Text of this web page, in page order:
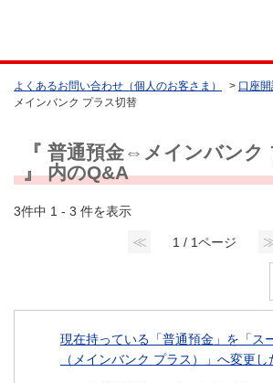
よくあるお問い合わせ（個人のお客さま） > 口座
メインバンク プラス切替
『 普通預金⇔メインバンク
』 内のQ&A
3件中 1 - 3 件を表示
≪ 1 / 1ページ
現在持っている「普通預金」を「ス
（メインバンク プラス）」へ変更し